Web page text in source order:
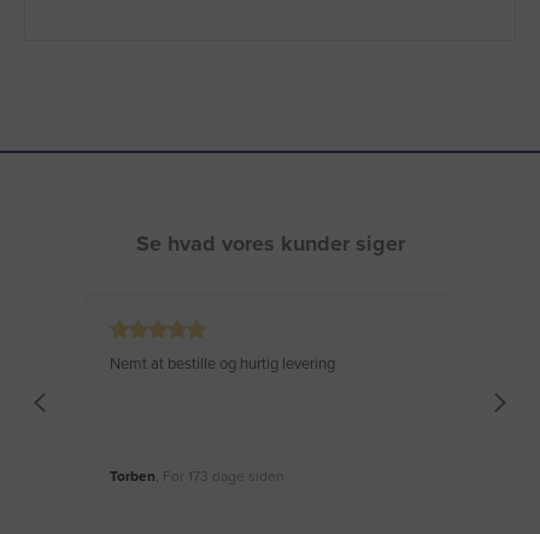
Se hvad vores kunder siger
Nemt at bestille og hurtig levering
Torben , For 173 dage siden